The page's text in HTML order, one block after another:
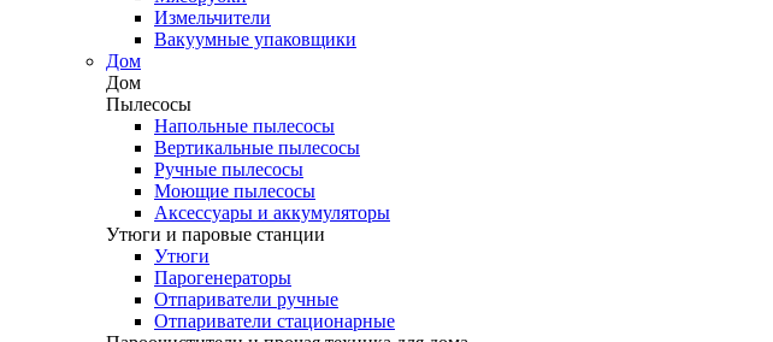
Измельчители
Вакуумные упаковщики
Дом
Дом
Пылесосы
Напольные пылесосы
Вертикальные пылесосы
Ручные пылесосы
Моющие пылесосы
Аксессуары и аккумуляторы
Утюги и паровые станции
Утюги
Парогенераторы
Отпариватели ручные
Отпариватели стационарные